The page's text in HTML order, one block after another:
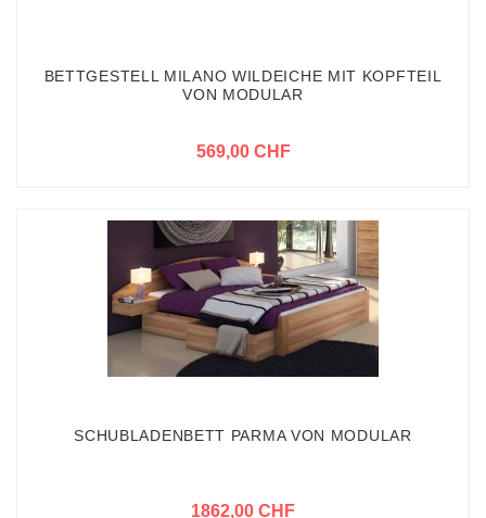
BETTGESTELL MILANO WILDEICHE MIT KOPFTEIL
VON MODULAR
569,00 CHF
SCHUBLADENBETT PARMA VON MODULAR
1862,00 CHF